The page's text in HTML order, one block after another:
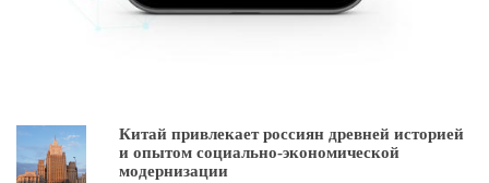
Китай привлекает россиян древней историей
и опытом социально-экономической
модернизации